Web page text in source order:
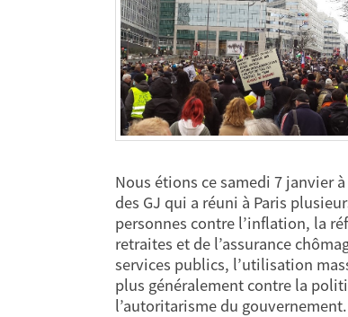
Nous étions ce samedi 7 janvier
des GJ qui a réuni à Paris
personnes contre l’inflation, la
retraites et de l’assurance
services publics, l’utilisation
plus généralement contre la
l’autoritarisme du gouvernement.